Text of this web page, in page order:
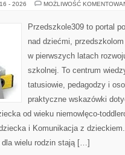
- 2026 MOŻLIWOŚĆ
Przedszkole309 to portal
nad dziećmi,
w pierwszych latach
szkolnej. To centrum
tatusiowie, pedagodzy i
praktyczne wskazówki
od wieku niemowlęco-
i Komunikacja z
dla wielu rodzin stają […]